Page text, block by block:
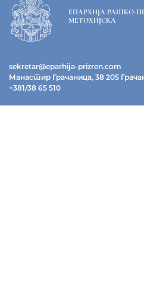
ЕПАРХИЈА РАШКО-
МЕТОХИЈСКА
sekretar@eparhija-prizren.com
Манастир Грачаница, 38 205
+381/38 65 510